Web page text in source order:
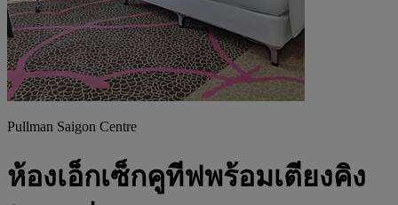
Pullman Saigon Centre
ห้องเอ็กเซ็กคูทีฟพร้อมเตียงคิง